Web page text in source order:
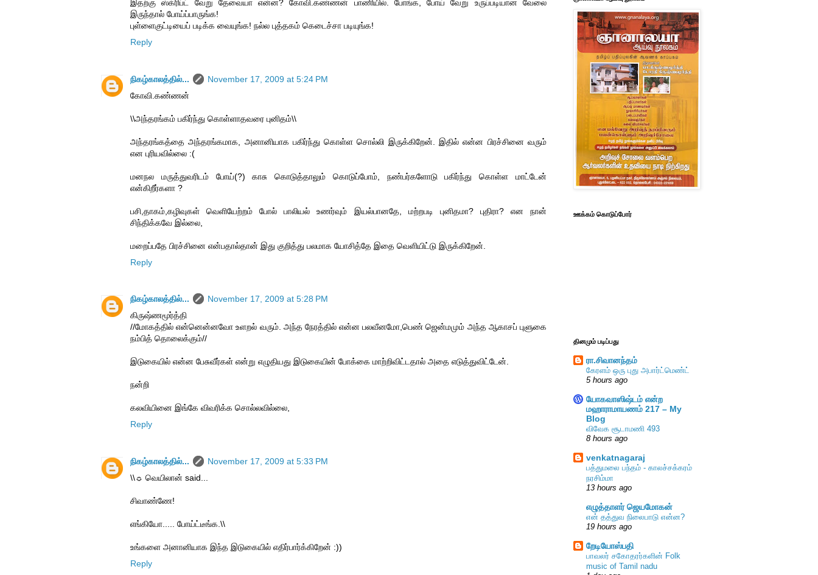
இதற்கு ஸ்க்ரிப்ட் வேறு தேவையா என்ன? கோவி.கண்ணன் பாணியில். போங்க, போய் வேறு உருப்படியான வேலை
இருந்தால் போய்ப்பாருங்க!
புள்ளைகுட்டியைப் படிக்க வையுங்க! நல்ல புத்தகம் கெடைச்சா படியுங்க!
Reply
நிகழ்காலத்தில்...
November 17, 2009 at 5:24 PM
கோவி.கண்ணன்
\\அந்தரங்கம் பகிர்ந்து கொள்ளாதவரை புனிதம்\\
அந்தரங்கத்தை அந்தரங்கமாக, அனானியாக பகிர்ந்து கொள்ள சொல்லி இருக்கிறேன். இதில் என்ன பிரச்சினை வரும்
என புரியவில்லை :(
மனநல மருத்துவரிடம் போய்(?) காசு கொடுத்தாலும் கொடுப்போம், நண்பர்களோடு பகிர்ந்து கொள்ள மாட்டேன்
என்கிறீர்களா ?
பசி,தாகம்,கழிவுகள் வெளியேற்றம் போல் பாலியல் உணர்வும் இயல்பானதே, மற்றபடி புனிதமா? புதிரா? என நான்
சிந்திக்கவே இல்லை,
மறைப்பதே பிரச்சினை என்பதால்தான் இது குறித்து பலமாக யோசித்தே இதை வெளியிட்டு இருக்கிறேன்.
Reply
நிகழ்காலத்தில்...
November 17, 2009 at 5:28 PM
கிருஷ்ணமூர்த்தி
//மோகத்தில் என்னென்னவோ உளறல் வரும். அந்த நேரத்தில் என்ன பலவீனமோ,பெண் ஜென்மமும் அந்த ஆகாசப் புளுகை
நம்பித் தொலைக்கும்//
இடுகையில் என்ன பேசுவீர்கள் என்று எழுதியது இடுகையின் போக்கை மாற்றிவிட்டதால் அதை எடுத்துவிட்டேன்.
நன்றி
கலவியினை இங்கே விவரிக்க சொல்லவில்லை,
Reply
நிகழ்காலத்தில்...
November 17, 2009 at 5:33 PM
\\☼ வெயிலான் said...
சிவாண்ணே!
எங்கியோ..... போய்ட்டீங்க.\\
உங்களை அனானியாக இந்த இடுகையில் எதிர்பார்க்கிறேன் :))
Reply
ஊக்கம் கொடுப்போர்
தினமும் படிப்பது
ரா.சிவானந்தம்
கேரளம் ஒரு புது அபார்ட்மெண்ட்
5 hours ago
யோகவாஸிஷ்டம் என்ற
மஹாராமாயணம் 217 – My
Blog
விவேக சூடாமணி 493
8 hours ago
venkatnagaraj
பத்துமலை பந்தம் - காலச்சக்கரம்
நரசிம்மா
13 hours ago
எழுத்தாளர் ஜெயமோகன்
என் தத்துவ நிலைபாடு என்ன?
19 hours ago
றேடியோஸ்பதி
பாவலர் சகோதரர்களின் Folk
music of Tamil nadu